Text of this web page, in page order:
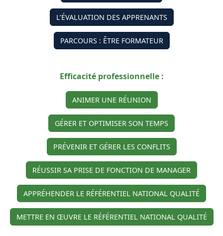
L’ÉVALUATION DES APPRENANTS
PARCOURS : ÊTRE FORMATEUR
Efficacité professionnelle :
ANIMER UNE RÉUNION
GÉRER ET OPTIMISER SON TEMPS
PRÉVENIR ET GÉRER LES CONFLITS
RÉUSSIR SA PRISE DE FONCTION DE MANAGER
APPRÉHENDER LE RÉFÉRENTIEL NATIONAL QUALITÉ
METTRE EN ŒUVRE LE RÉFÉRENTIEL NATIONAL QUALITÉ